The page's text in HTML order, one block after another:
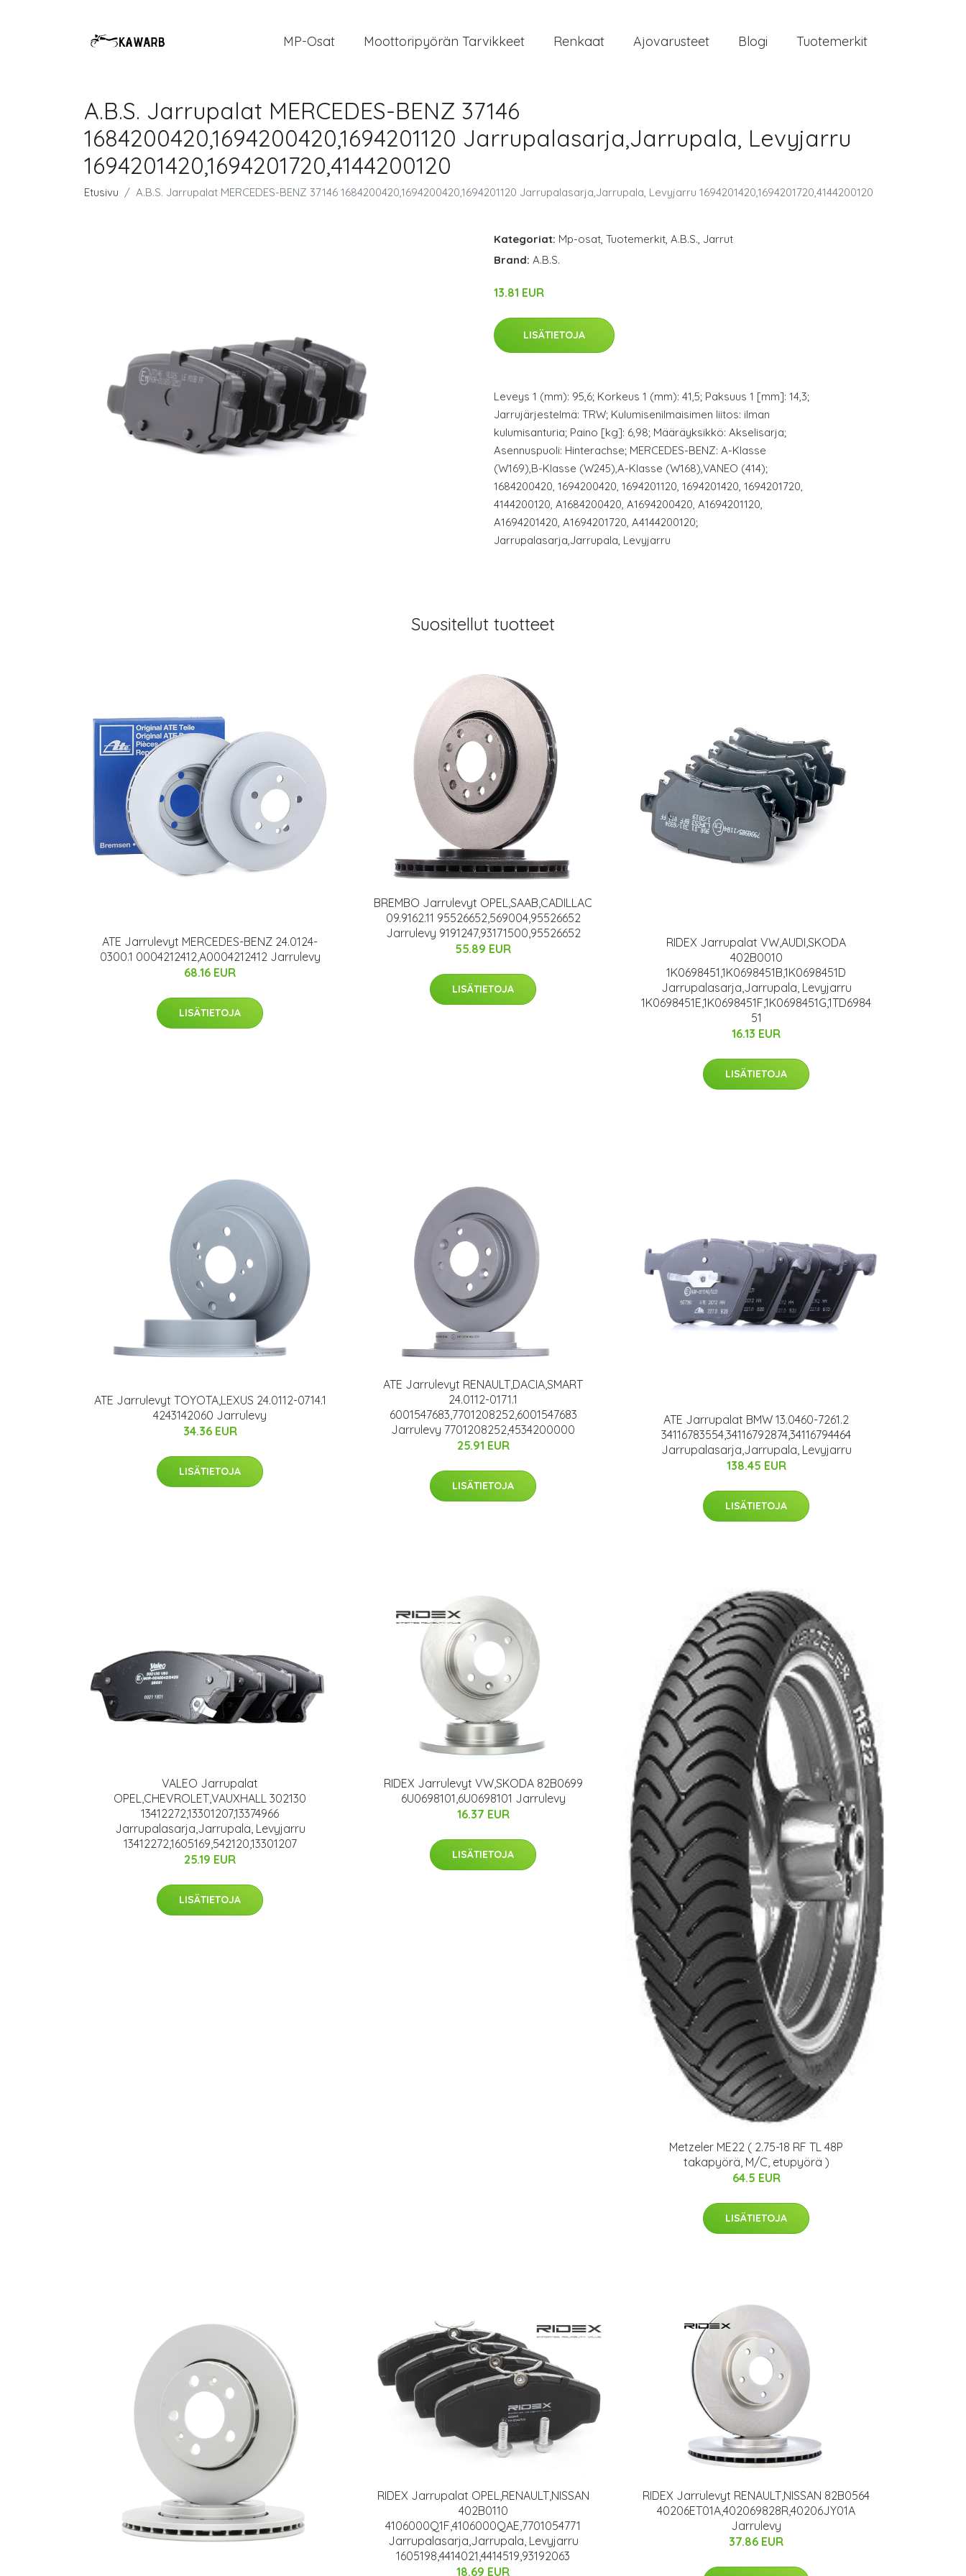
MP-Osat Moottoripyörän Tarvikkeet Renkaat Ajovarusteet Blogi Tuotemerkit
A.B.S. Jarrupalat MERCEDES-BENZ 37146
1684200420,1694200420,1694201120 Jarrupalasarja,Jarrupala, Levyjarru
1694201420,1694201720,4144200120
Etusivu A.B.S. Jarrupalat MERCEDES-BENZ 37146 1684200420,1694200420,1694201120 Jarrupalasarja,Jarrupala, Levyjarru 1694201420,1694201720,4144200120
Kategoriat: Mp-osat, Tuotemerkit, A.B.S., Jarrut
Brand: A.B.S.
13.81 EUR
LISÄTIETOJA
Leveys 1 (mm): 95,6; Korkeus 1 (mm): 41,5; Paksuus 1 [mm]: 14,3;
Jarrujärjestelmä: TRW; Kulumisenilmaisimen liitos: ilman
kulumisanturia; Paino [kg]: 6,98; Määräyksikkö: Akselisarja;
Asennuspuoli: Hinterachse; MERCEDES-BENZ: A-Klasse
(W169),B-Klasse (W245),A-Klasse (W168),VANEO (414);
1684200420, 1694200420, 1694201120, 1694201420, 1694201720,
4144200120, A1684200420, A1694200420, A1694201120,
A1694201420, A1694201720, A4144200120;
Jarrupalasarja,Jarrupala, Levyjarru
Suositellut tuotteet
ATE Jarrulevyt MERCEDES-BENZ 24.0124-
0300.1 0004212412,A0004212412 Jarrulevy
68.16 EUR
LISÄTIETOJA
BREMBO Jarrulevyt OPEL,SAAB,CADILLAC
09.9162.11 95526652,569004,95526652
Jarrulevy 9191247,93171500,95526652
55.89 EUR
LISÄTIETOJA
RIDEX Jarrupalat VW,AUDI,SKODA
402B0010
1K0698451,1K0698451B,1K0698451D
Jarrupalasarja,Jarrupala, Levyjarru
1K0698451E,1K0698451F,1K0698451G,1TD6984
51
16.13 EUR
LISÄTIETOJA
ATE Jarrulevyt TOYOTA,LEXUS 24.0112-0714.1
4243142060 Jarrulevy
34.36 EUR
LISÄTIETOJA
ATE Jarrulevyt RENAULT,DACIA,SMART
24.0112-0171.1
6001547683,7701208252,6001547683
Jarrulevy 7701208252,4534200000
25.91 EUR
LISÄTIETOJA
ATE Jarrupalat BMW 13.0460-7261.2
34116783554,34116792874,34116794464
Jarrupalasarja,Jarrupala, Levyjarru
138.45 EUR
LISÄTIETOJA
VALEO Jarrupalat
OPEL,CHEVROLET,VAUXHALL 302130
13412272,13301207,13374966
Jarrupalasarja,Jarrupala, Levyjarru
13412272,1605169,542120,13301207
25.19 EUR
LISÄTIETOJA
RIDEX Jarrulevyt VW,SKODA 82B0699
6U0698101,6U0698101 Jarrulevy
16.37 EUR
LISÄTIETOJA
Metzeler ME22 ( 2.75-18 RF TL 48P
takapyörä, M/C, etupyörä )
64.5 EUR
LISÄTIETOJA
RIDEX Jarrupalat OPEL,RENAULT,NISSAN
402B0110
4106000Q1F,4106000QAE,7701054771
Jarrupalasarja,Jarrupala, Levyjarru
1605198,4414021,4414519,93192063
18.69 EUR
RIDEX Jarrulevyt RENAULT,NISSAN 82B0564
40206ET01A,402069828R,40206JY01A
Jarrulevy
37.86 EUR